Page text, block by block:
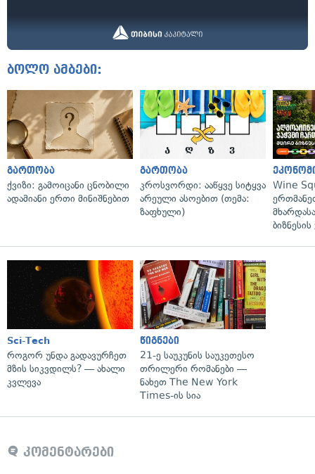
ბოლო ამბები:
გართობა
ქვიზი: გამოიცანი ცნობილი
ადამიანი ერთი მინიშნებით
გართობა
კროსვორდი: ააწყვე სიტყვა
არეული ასოებით (თემა:
ზაფხული)
Wine
Sci-Tech
როგორ უნდა გადავურჩეთ
მზის სიკვდილს? — ახალი
კვლევა
წიგნები
21-ე საუკუნის საუკეთესო
თრილერი რომანები —
ნახეთ The New York
Times-ის სია
კომენტარები